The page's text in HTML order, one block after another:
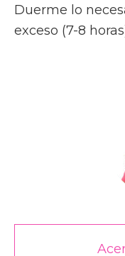
Duerme lo
exceso (7-8